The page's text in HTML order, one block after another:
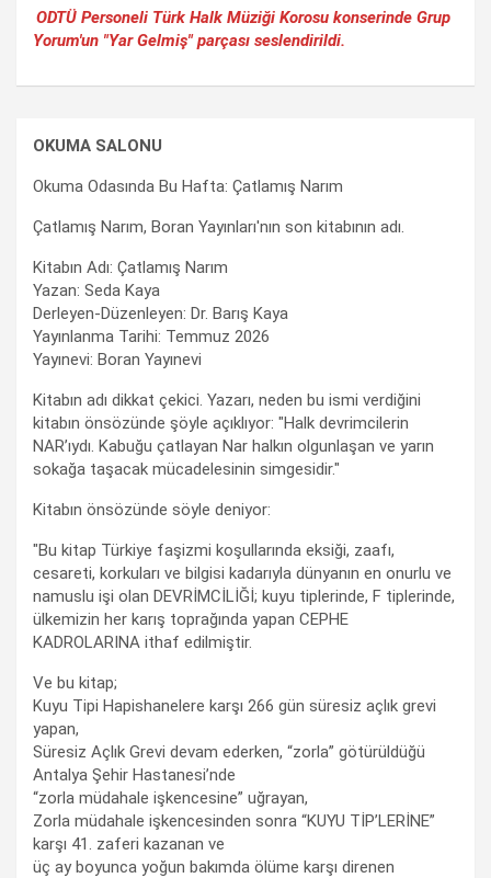
ODTÜ Personeli Türk Halk Müziği Korosu konserinde Grup
Yorum'un "Yar Gelmiş" parçası seslendirildi.
OKUMA SALONU
Okuma Odasında Bu Hafta: Çatlamış Narım
Çatlamış Narım, Boran Yayınları'nın son kitabının adı.
Kitabın Adı: Çatlamış Narım
Yazan: Seda Kaya
Derleyen-Düzenleyen: Dr. Barış Kaya
Yayınlanma Tarihi: Temmuz 2026
Yayınevi: Boran Yayınevi
Kitabın adı dikkat çekici. Yazarı, neden bu ismi verdiğini
kitabın önsözünde şöyle açıklıyor: "Halk devrimcilerin
NAR’ıydı. Kabuğu çatlayan Nar halkın olgunlaşan ve yarın
sokağa taşacak mücadelesinin simgesidir."
Kitabın önsözünde söyle deniyor:
"Bu kitap Türkiye faşizmi koşullarında eksiği, zaafı,
cesareti, korkuları ve bilgisi kadarıyla dünyanın en onurlu ve
namuslu işi olan DEVRİMCİLİĞİ; kuyu tiplerinde, F tiplerinde,
ülkemizin her karış toprağında yapan CEPHE
KADROLARINA ithaf edilmiştir.
Ve bu kitap;
Kuyu Tipi Hapishanelere karşı 266 gün süresiz açlık grevi
yapan,
Süresiz Açlık Grevi devam ederken, “zorla” götürüldüğü
Antalya Şehir Hastanesi’nde
“zorla müdahale işkencesine” uğrayan,
Zorla müdahale işkencesinden sonra “KUYU TİP’LERİNE”
karşı 41. zaferi kazanan ve
üç ay boyunca yoğun bakımda ölüme karşı direnen